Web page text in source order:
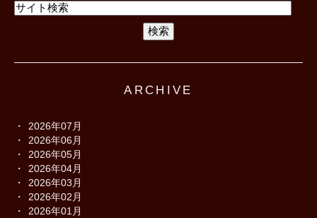
ARCHIVE
2026年07月
2026年06月
2026年05月
2026年04月
2026年03月
2026年02月
2026年01月